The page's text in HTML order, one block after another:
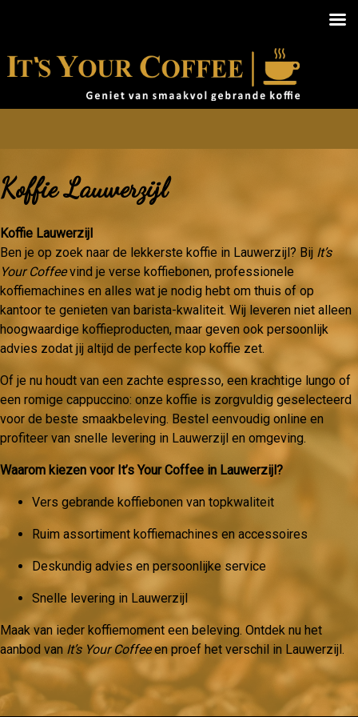
Koffie Lauwerzijl
Koffie Lauwerzijl
Ben je op zoek naar de lekkerste koffie in Lauwerzijl? Bij It’s
Your Coffeevind je verse koffiebonen, professionele
koffiemachines en alles wat je nodig hebt om thuis of op
kantoor te genieten van barista-kwaliteit. Wij leveren niet alleen
hoogwaardige koffieproducten, maar geven ook persoonlijk
advies zodat jij altijd de perfecte kop koffie zet.
Of je nu houdt van een zachte espresso, een krachtige lungo of
een romige cappuccino: onze koffie is zorgvuldig geselecteerd
voor de beste smaakbeleving. Bestel eenvoudig online en
profiteer van snelle levering in Lauwerzijl en omgeving.
Waarom kiezen voor It’s Your Coffee in Lauwerzijl?
Vers gebrande koffiebonen van topkwaliteit
Ruim assortiment koffiemachines en accessoires
Deskundig advies en persoonlijke service
Snelle levering in Lauwerzijl
Maak van ieder koffiemoment een beleving. Ontdek nu het
aanbod van It’s Your Coffeeen proef het verschil in Lauwerzijl.